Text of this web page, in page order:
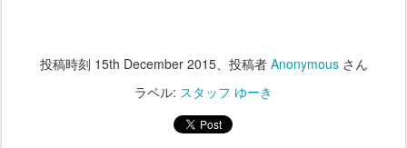
投稿時刻 15th December 2015、投稿者 Anonymousさん
ラベル: スタッフ ゆーき